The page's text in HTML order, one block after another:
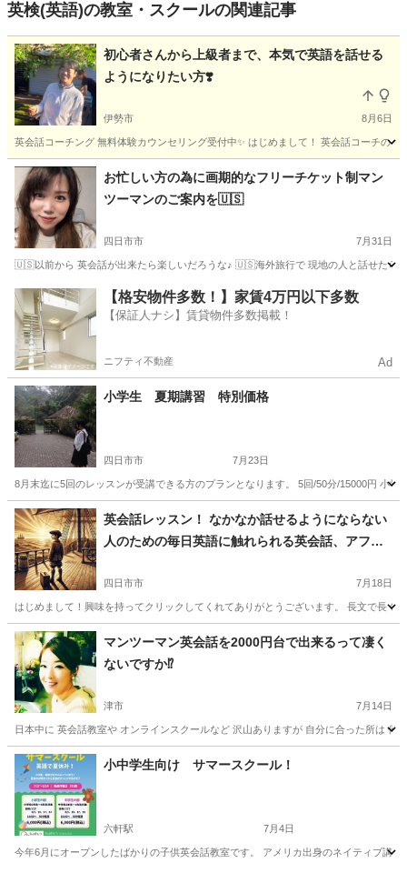
英検(英語)の教室・スクールの関連記事
初心者さんから上級者まで、本気で英語を話せる
ようになりたい方❣️
伊勢市 8月6日
英会話コーチング 無料体験カウンセリング受付中✨ はじめまして！ 英会話コーチの
三重 伊勢市 英会話 レッスン
お忙しい方の為に画期的なフリーチケット制マン
ツーマンのご案内を🇺🇸
四日市市 7月31日
🇺🇸以前から 英会話が出来たら楽しいだろうな♪ 🇺🇸海外旅行で 現地の人と話せたら
三重 四日市市 英会話 マンツーマン
【格安物件多数！】家賃4万円以下多数
【保証人ナシ】賃貸物件多数掲載！
ニフティ不動産 Ad
小学生 夏期講習 特別価格
四日市市 7月23日
8月末迄に5回のレッスンが受講できる方のプランとなります。 5回/50分/15000円
三重 四日市市 英検
英会話レッスン！ なかなか話せるようにならない
人のための毎日英語に触れられる英会話、アフタ
四日市市 7月18日
はじめまして！興味を持ってクリックしてくれてありがとうございます。 長文で長
三重 四日市市 愛知 名古屋市 英語 VML
マンツーマン英会話を2000円台で出来るって凄く
ないですか⁉️
津市 7月14日
日本中に 英会話教室や オンラインスクールなど 沢山ありますが 自分に合った所は
三重 津市 英会話 マンツーマン
小中学生向け サマースクール！
六軒駅 7月4日
今年6月にオープンしたばかりの子供英会話教室です。 アメリカ出身のネイティブ講